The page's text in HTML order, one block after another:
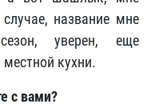
название мне
уверен, еще
кухни.
с вами?